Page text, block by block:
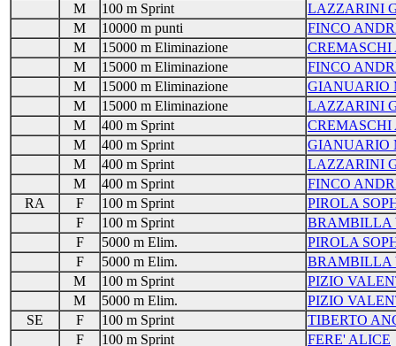
M
100 m Sprint
LAZZARINI
M
10000 m punti
FINCO
M
15000 m Eliminazione
M
15000 m Eliminazione
FINCO
M
15000 m Eliminazione
GIANUARIO
M
15000 m Eliminazione
LAZZARINI
M
400 m Sprint
M
400 m Sprint
GIANUARIO
M
400 m Sprint
LAZZARINI
M
400 m Sprint
FINCO
RA
F 100 m Sprint
PIROLA
F
100 m Sprint
BRAMBILLA
F
5000 m Elim.
PIROLA
F
5000 m Elim.
BRAMBILLA
M
100 m Sprint
PIZIO
M
5000 m Elim.
PIZIO
SE
F 100 m Sprint
TIBERTO
F
100 m Sprint FERE' ALICE